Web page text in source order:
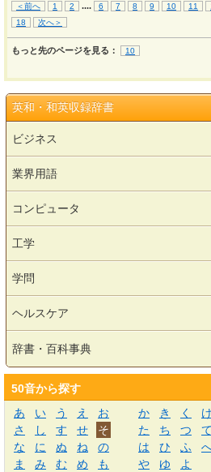
＜前へ 1 2 .... 6 7 8 9 10 11
18
次へ＞
もっと先のページを見る： 10
英和・和英収録辞書
ビジネス
業界用語
コンピュータ
工学
学問
ヘルスケア
辞書・百科事典
50音から探す
あ
い う え お か き く け
さ
し す せ そ た ち つ て
な
に ぬ ね の は ひ ふ
ま
み む め も や ゆ よ